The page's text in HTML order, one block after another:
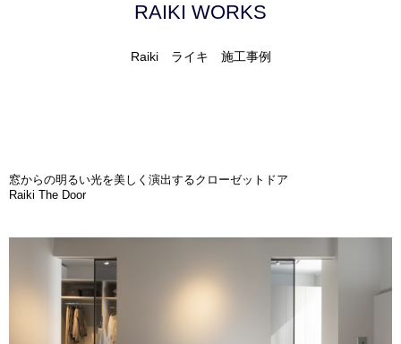
RAIKI WORKS
Raiki ライキ 施工事例
窓からの明るい光を美しく演出するクローゼットドア
Raiki The Door